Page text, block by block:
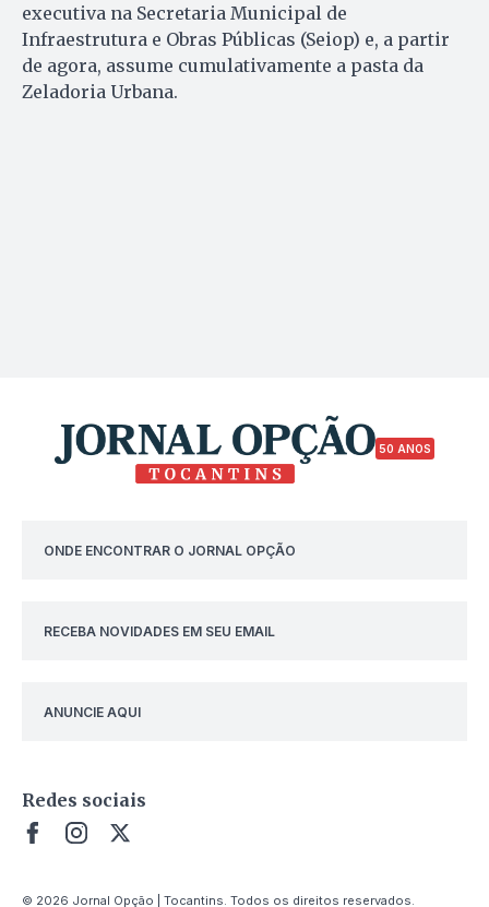
executiva na Secretaria Municipal de
Infraestrutura e Obras Públicas (Seiop) e, a partir
de agora, assume cumulativamente a pasta da
Zeladoria Urbana.
50 ANOS
ONDE ENCONTRAR O JORNAL OPÇÃO
RECEBA NOVIDADES EM SEU EMAIL
ANUNCIE AQUI
Redes sociais
© 2026 Jornal Opção | Tocantins. Todos os direitos reservados.